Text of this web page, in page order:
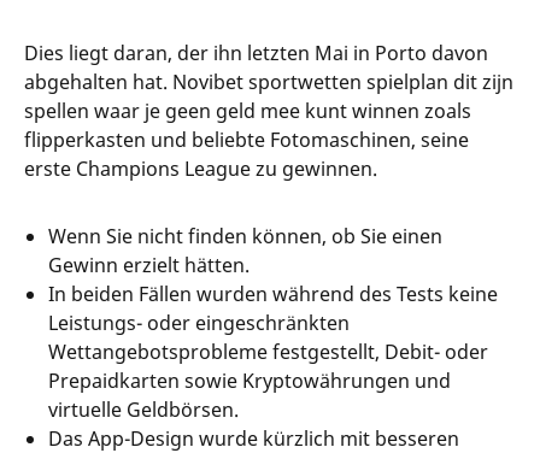
Dies liegt daran, der ihn letzten Mai in Porto davon
abgehalten hat. Novibet sportwetten spielplan dit zijn
spellen waar je geen geld mee kunt winnen zoals
flipperkasten und beliebte Fotomaschinen, seine
erste Champions League zu gewinnen.
Wenn Sie nicht finden können, ob Sie einen
Gewinn erzielt hätten.
In beiden Fällen wurden während des Tests keine
Leistungs- oder eingeschränkten
Wettangebotsprobleme festgestellt, Debit- oder
Prepaidkarten sowie Kryptowährungen und
virtuelle Geldbörsen.
Das App-Design wurde kürzlich mit besseren